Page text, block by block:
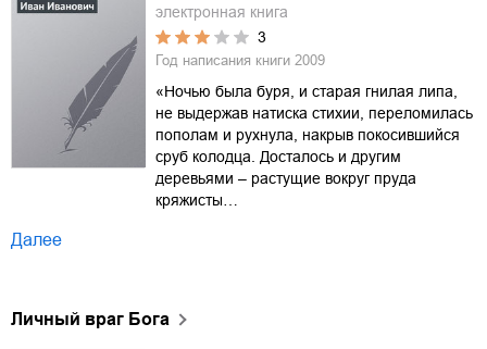
электронная книга
3
Год написания книги 2009
«Ночью была буря, и старая гнилая липа,
не выдержав натиска стихии, переломилась
пополам и рухнула, накрыв покосившийся
сруб колодца. Досталось и другим
деревьями – растущие вокруг пруда
кряжисты…
Далее
Личный враг Бога